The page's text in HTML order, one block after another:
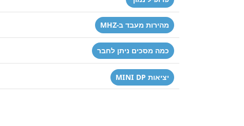
מהירות מעבד ב-MHZ
כמה מסכים ניתן לחבר
יציאות MINI DP